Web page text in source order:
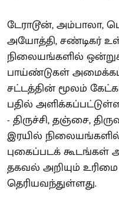
டேராடூன், அம்பாலா,
அயோத்தி, சண்டிகர்
நிலையங்களில்
பாய்ண்டுகள்
சட்டத்தின் மூலம்
பதில்
- திருச்சி, தஞ்சை,
இரயில் நிலையங்களில்
புகைப்படக்
தகவல் அறியும்
தெரியவந்துள்ளது.